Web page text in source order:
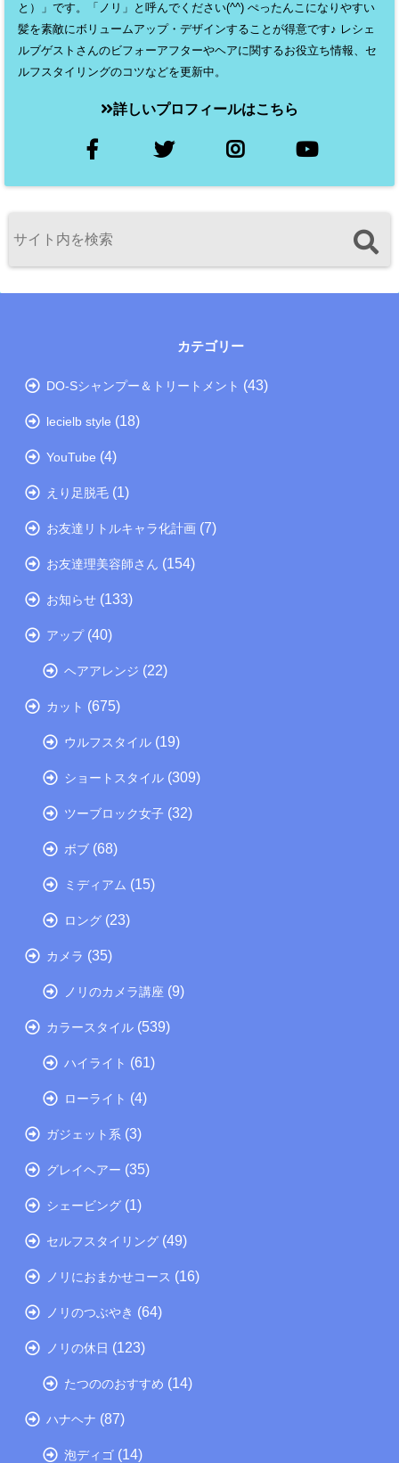
と）」です。「ノリ」と呼んでください(^^) ぺったんこになりやすい
髪を素敵にボリュームアップ・デザインすることが得意です♪ レシェ
ルブゲストさんのビフォーアフターやヘアに関するお役立ち情報、セ
ルフスタイリングのコツなどを更新中。
詳しいプロフィールはこちら
カテゴリー
DO-Sシャンプー＆トリートメント (43)
lecielb style (18)
YouTube (4)
えり足脱毛 (1)
お友達リトルキャラ化計画 (7)
お友達理美容師さん (154)
お知らせ (133)
アップ(40)
ヘアアレンジ (22)
カット (675)
ウルフスタイル (19)
ショートスタイル (309)
ツーブロック女子 (32)
ボブ (68)
ミディアム (15)
ロング (23)
カメラ (35)
ノリのカメラ講座 (9)
カラースタイル (539)
ハイライト (61)
ローライト (4)
ガジェット系 (3)
グレイヘアー (35)
シェービング (1)
セルフスタイリング (49)
ノリにおまかせコース (16)
ノリのつぶやき (64)
ノリの休日 (123)
たつののおすすめ (14)
ハナヘナ (87)
泡ディゴ (14)